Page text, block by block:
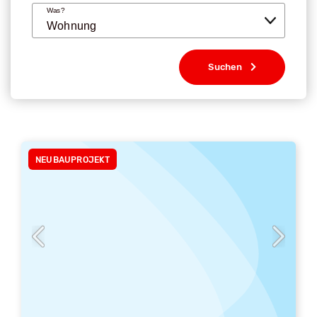
Was?
Suchen
NEUBAUPROJEKT